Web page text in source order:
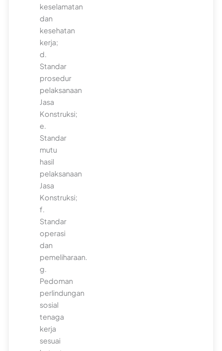
keselamatan
dan
kesehatan
kerja;
d.
Standar
prosedur
pelaksanaan
Jasa
Konstruksi;
e.
Standar
mutu
hasil
pelaksanaan
Jasa
Konstruksi;
f.
Standar
operasi
dan
pemeliharaan.
g.
Pedoman
perlindungan
sosial
tenaga
kerja
sesuai